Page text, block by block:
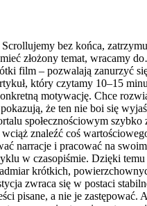
bez końca,
złożony temat, wracamy
film – pozwalają zanurzyć
który czytamy 10–15
motywację. Chce
że ten nie boi się
społecznościowym
znaleźć coś
narracje i pracować na
w czasopiśmie. Dzięki
krótkich,
zwraca się w postaci
pisane, a nie je